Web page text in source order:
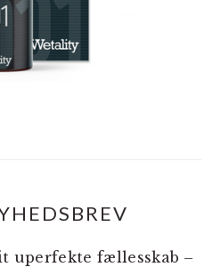
uperfekte fællesskab –